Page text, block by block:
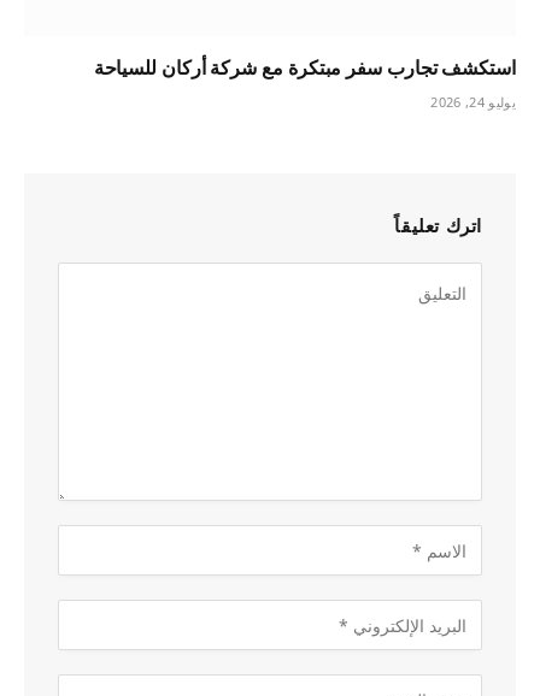
استكشف تجارب سفر مبتكرة مع شركة أركان للسياحة
يوليو 24, 2026
اترك تعليقاً